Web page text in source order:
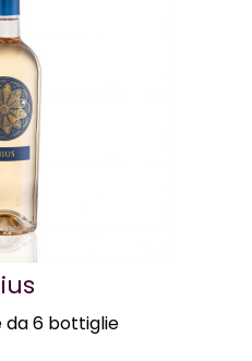
da 6 bottiglie